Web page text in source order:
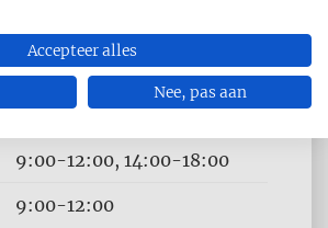
9:00-12:00, 14:00-18:30
9:00-12:00, 14:00-18:30
9:00-12:00, 14:00-18:00
9:00-12:00
Accepteer alles
Nee, pas aan